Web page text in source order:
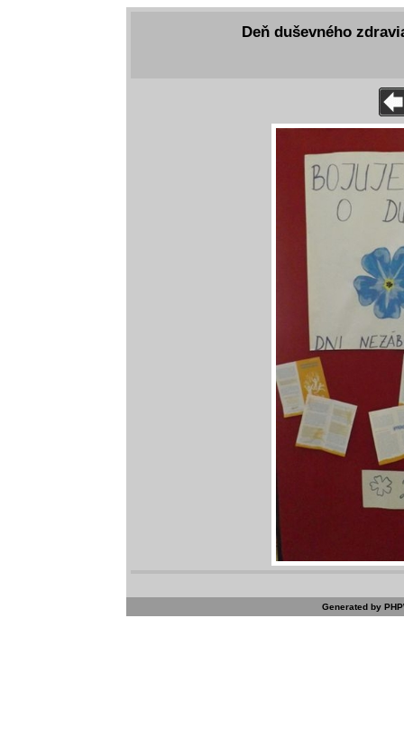
Deň duševného
Generated by